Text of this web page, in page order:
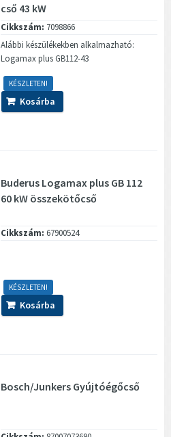
cső 43 kW
Cikkszám: 7098866
Alábbi készülékekben alkalmazható:
Logamax plus GB112-43
KÉSZLETEN!
Kosárba
Buderus Logamax plus GB 112
60 kW összekötőcső
Cikkszám: 67900524
KÉSZLETEN!
Kosárba
Bosch/Junkers Gyújtóégőcső